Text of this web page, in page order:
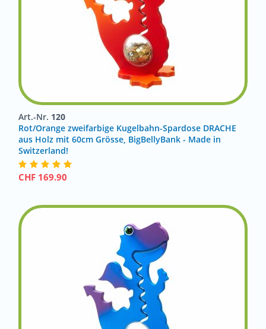
Art.-Nr. 120
Rot/Orange zweifarbige Kugelbahn-Spardose DRACHE
aus Holz mit 60cm Grösse, BigBellyBank - Made in
Switzerland!
CHF 169.90